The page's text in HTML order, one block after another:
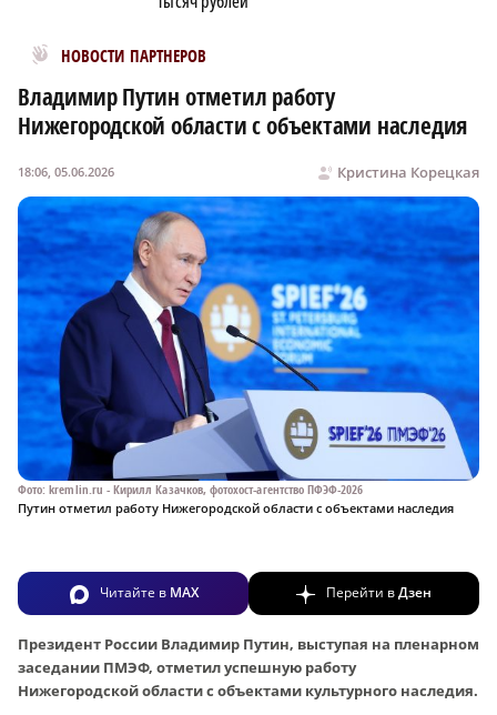
НОВОСТИ ПАРТНЕРОВ
Новости МирТесен
Владимир Путин отметил работу
Нижегородской области с объектами наследия
Кристина Корецкая
18:06, 05.06.2026
Фото: kremlin.ru - Кирилл Казачков, фотохост-агентство ПФЭФ-2026
Путин отметил работу Нижегородской области с объектами наследия
Читайте в MAX Перейти вДзен
Президент России Владимир Путин, выступая на пленарном
заседании ПМЭФ, отметил успешную работу
Нижегородской области с объектами культурного наследия.